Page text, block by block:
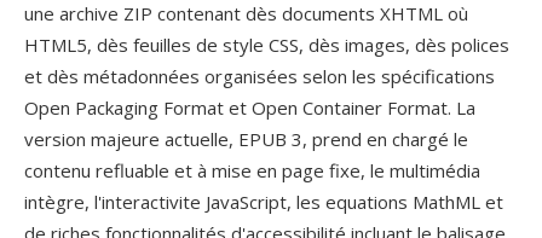
une archive ZIP contenant dès documents XHTML où
HTML5, dès feuilles de style CSS, dès images, dès polices
et dès métadonnées organisées selon les spécifications
Open Packaging Format et Open Container Format. La
version majeure actuelle, EPUB 3, prend en chargé le
contenu refluable et à mise en page fixe, le multimédia
intègre, l'interactivite JavaScript, les equations MathML et
de riches fonctionnalités d'accessibilité incluant le balisage